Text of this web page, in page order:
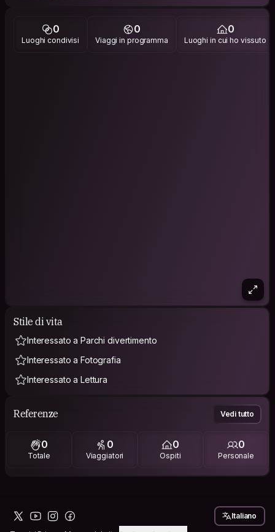
0
Luoghi condivisi
0
Viaggi in programma
0
Luoghi in cui ho vissuto
Stile di vita
Interessato a Parchi divertimento
Interessato a Fotografia
Interessato a Lettura
Referenze Vedi tutto
0
Totale
0
Viaggiatori
0
Ospiti
0
Personale
Italiano